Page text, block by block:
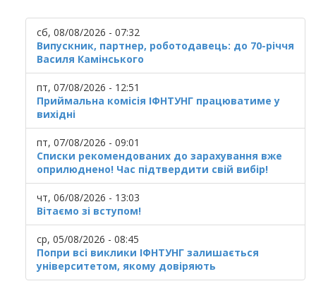
сб, 08/08/2026 - 07:32
Випускник, партнер, роботодавець: до 70-річчя
Василя Камінського
пт, 07/08/2026 - 12:51
Приймальна комісія ІФНТУНГ працюватиме у
вихідні
пт, 07/08/2026 - 09:01
Списки рекомендованих до зарахування вже
оприлюднено! Час підтвердити свій вибір!
чт, 06/08/2026 - 13:03
Вітаємо зі вступом!
ср, 05/08/2026 - 08:45
Попри всі виклики ІФНТУНГ залишається
університетом, якому довіряють